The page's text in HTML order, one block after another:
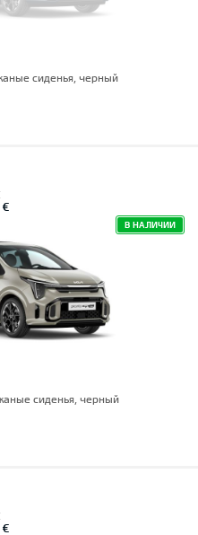
сиденья, черный
€
В НАЛИЧИИ
сиденья, черный
€